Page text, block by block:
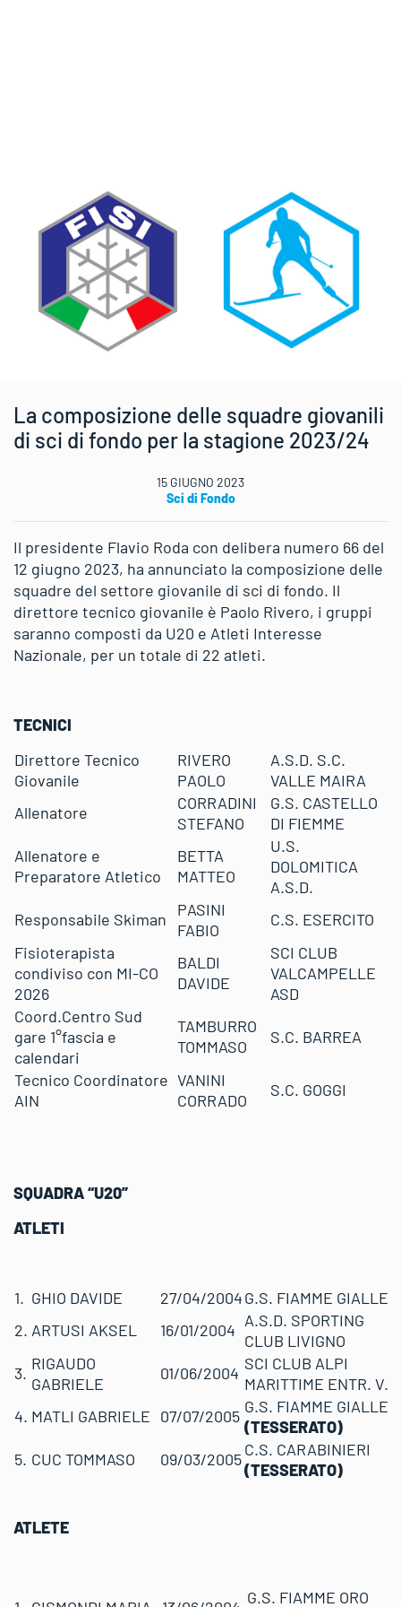
La composizione delle squadre giovanili
di sci di fondo per la stagione 2023/24
15 GIUGNO 2023
Sci di Fondo
Il presidente Flavio Roda con delibera numero 66 del
12 giugno 2023, ha annunciato la composizione delle
squadre del settore giovanile di sci di fondo. Il
direttore tecnico giovanile è Paolo Rivero, i gruppi
saranno composti da U20 e Atleti Interesse
Nazionale, per un totale di 22 atleti.
TECNICI
Direttore Tecnico
Giovanile
RIVERO
PAOLO
A.S.D. S.C.
VALLE MAIRA
Allenatore
CORRADINI
STEFANO
G.S. CASTELLO
DI FIEMME
Allenatore e
Preparatore Atletico
BETTA
MATTEO
U.S.
DOLOMITICA
A.S.D.
Responsabile Skiman
PASINI
FABIO
C.S. ESERCITO
Fisioterapista
condiviso con MI-CO
2026
BALDI
DAVIDE
SCI CLUB
VALCAMPELLE
ASD
Coord.Centro Sud
gare 1°fascia e
calendari
TAMBURRO
TOMMASO
S.C. BARREA
Tecnico Coordinatore
AIN
VANINI
CORRADO
S.C. GOGGI
SQUADRA “U20”
ATLETI
1. GHIO DAVIDE 27/04/2004G.S. FIAMME GIALLE
2. ARTUSI AKSEL 16/01/2004 A.S.D. SPORTING
CLUB LIVIGNO
3. RIGAUDO
GABRIELE
01/06/2004 SCI CLUB ALPI
MARITTIME ENTR. V.
4. MATLI GABRIELE 07/07/2005 G.S. FIAMME GIALLE
(TESSERATO)
5. CUC TOMMASO 09/03/2005C.S. CARABINIERI
(TESSERATO)
ATLETE
G.S. FIAMME ORO